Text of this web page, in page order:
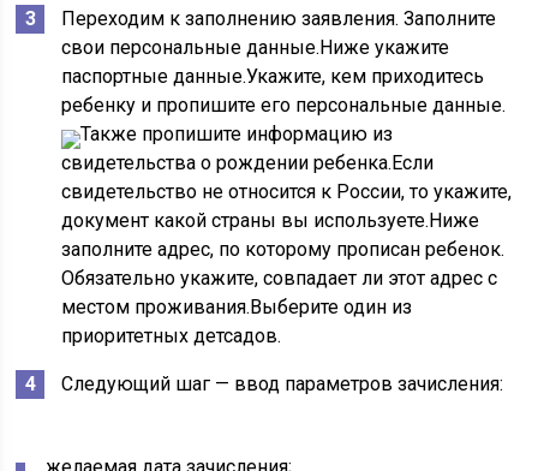
Переходим к заполнению заявления. Заполните
свои персональные данные.Ниже укажите
паспортные данные.Укажите, кем приходитесь
ребенку и пропишите его персональные данные.
Также пропишите информацию из
свидетельства о рождении ребенка.Если
свидетельство не относится к России, то укажите,
документ какой страны вы используете.Ниже
заполните адрес, по которому прописан ребенок.
Обязательно укажите, совпадает ли этот адрес с
местом проживания.Выберите один из
приоритетных детсадов.
Следующий шаг — ввод параметров зачисления: